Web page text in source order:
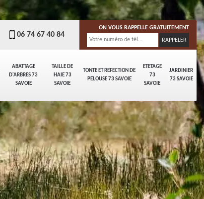
ABATTAGE
D'ARBRES 73
SAVOIE
TAILLE DE
HAIE 73
SAVOIE
TONTE ET REFECTION DE
PELOUSE 73 SAVOIE
ETETAGE
73
SAVOIE
JARDINIER
73 SAVOIE
06 74 67 40 84
ON VOUS RAPPELLE GRATUITEMENT